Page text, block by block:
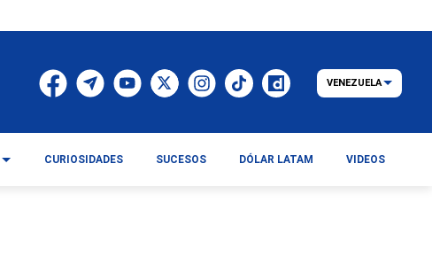
VENEZUELA
CURIOSIDADES SUCESOS DÓLAR LATAM VIDEOS